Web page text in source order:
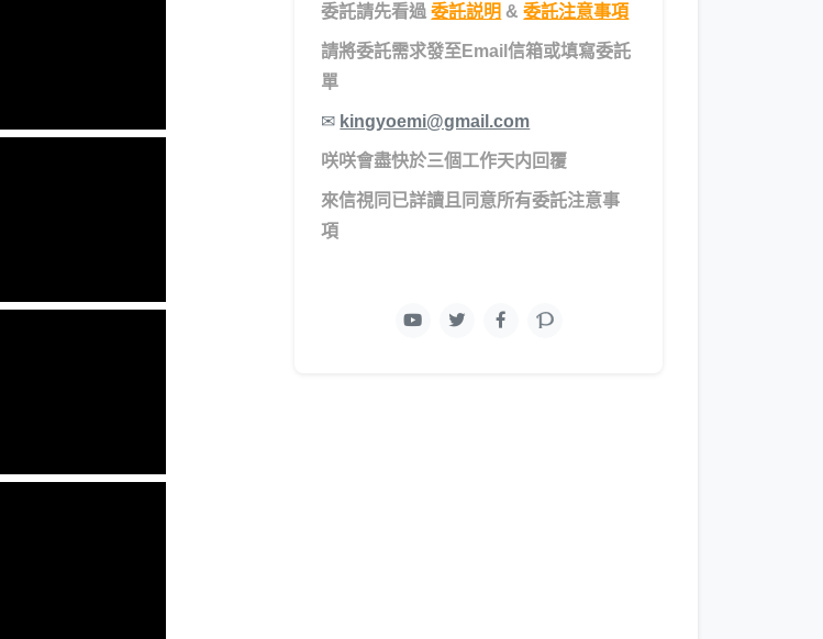
委託請先看過委託説明 &委託注意事項
請將委託需求發至Email信箱或填寫委託
單
✉ kingyoemi@gmail.com
咲咲會盡快於三個工作天内回覆
​來信視同已詳讀且同意所有委託注意事
項